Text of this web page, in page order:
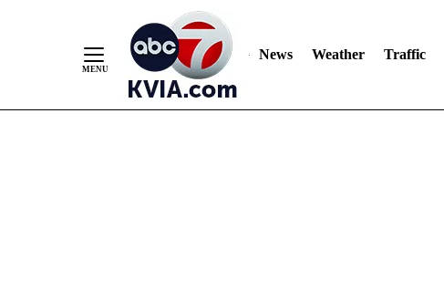
News Weather Traffic